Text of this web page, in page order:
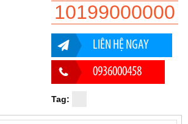
10199000000
LIÊN HỆ NGAY
0936000458
Tag: